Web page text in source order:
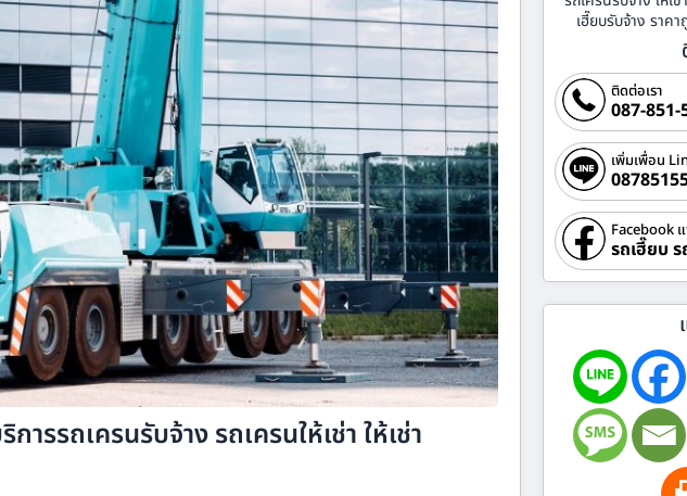
ารรถเครนรับจ้าง รถเครนให้เช่า ให้เช่า
เฮี๊ยบรับจ้าง ราค
ติดต่อเรา
087-851-
เพิ่มเพื่อน
Facebook
รถเฮี๊ยบ ร